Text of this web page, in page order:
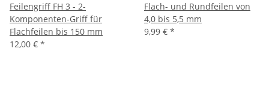
Feilengriff FH 3 - 2-
Komponenten-Griff für
Flachfeilen bis 150 mm
12,00 € *
Flach- und Rundfeilen von
4,0 bis 5,5 mm
9,99 € *